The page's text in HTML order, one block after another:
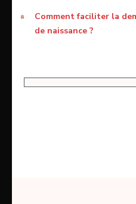
Comment faciliter la
de naissance ?